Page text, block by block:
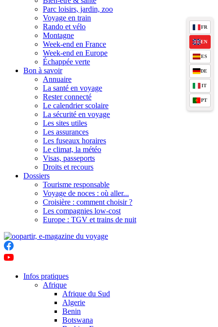
Parc loisirs, jardin, zoo
Voyage en train
Rando et vélo
Montagne
Week-end en France
Week-end en Europe
Échappée verte
Bon à savoir
Annuaire
La santé en voyage
Rester connecté
Le calendrier scolaire
La sécurité en voyage
Les sites utiles
Les assurances
Les fuseaux horaires
Le climat, la météo
Visas, passeports
Droits et recours
Dossiers
Tourisme responsable
Voyage de noces : où aller...
Croisière : comment choisir ?
Les compagnies low-cost
Europe : TGV et trains de nuit
FR
EN
ES
DE
IT
PT
Infos pratiques
Afrique
Afrique du Sud
Algerie
Benin
Botswana